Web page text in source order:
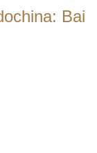
Bai